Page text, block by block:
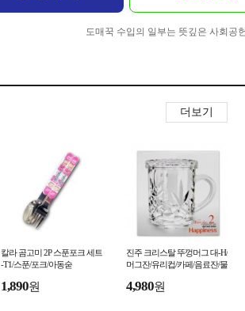
도매꾹 수입의 일부는 뜻깊은 사회공
더보기
칼라 곰고미 2P 스푼포크 세트
-T1/스푼/포크/아동숟
1,890원
진주 크리스탈 뚜껑머그 대-H/
머그잔/유리컵/카페/음료잔/물
다용도컵/물컵
4,980원